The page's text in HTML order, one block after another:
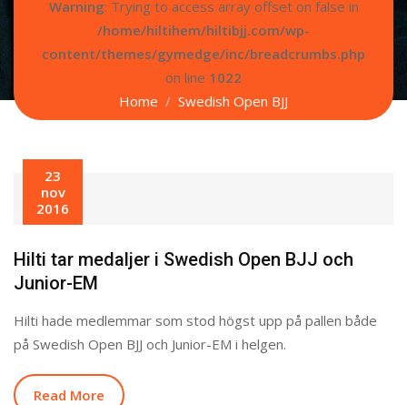
Warning: Trying to access array offset on false in
/home/hiltihem/hiltibjj.com/wp-
content/themes/gymedge/inc/breadcrumbs.php
on line 1022
Home
Swedish Open BJJ
23
nov
2016
Hilti tar medaljer i Swedish Open BJJ och
Junior-EM
Hilti hade medlemmar som stod högst upp på pallen både
på Swedish Open BJJ och Junior-EM i helgen.
Read More